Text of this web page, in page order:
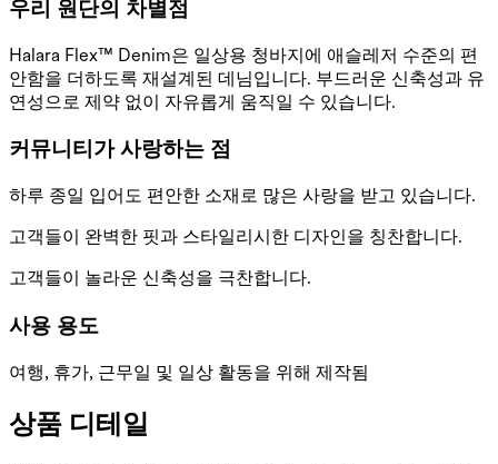
우리 원단의 차별점
Halara Flex™ Denim은 일상용 청바지에 애슬레저 수준의 편
안함을 더하도록 재설계된 데님입니다. 부드러운 신축성과 유
연성으로 제약 없이 자유롭게 움직일 수 있습니다.
커뮤니티가 사랑하는 점
하루 종일 입어도 편안한 소재로 많은 사랑을 받고 있습니다.
고객들이 완벽한 핏과 스타일리시한 디자인을 칭찬합니다.
고객들이 놀라운 신축성을 극찬합니다.
사용 용도
여행, 휴가, 근무일 및 일상 활동을 위해 제작됨
상품 디테일